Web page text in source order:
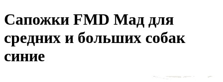
Сапожки FMD Мад для
средних и больших собак
синие